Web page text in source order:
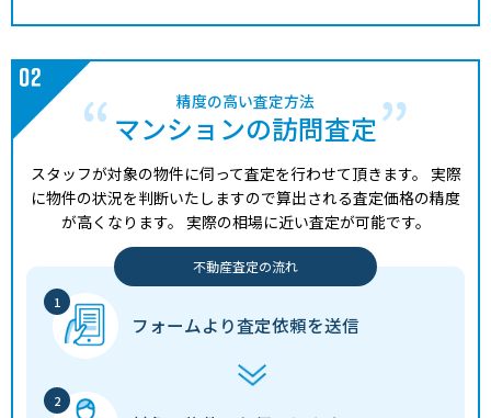
精度の高い査定方法
マンションの訪問査定
スタッフが対象の物件に伺って査定を行わせて頂きます。 実際
に物件の状況を判断いたしますので算出される査定価格の精度
が高くなります。 実際の相場に近い査定が可能です。
不動産査定の流れ
フォームより査定依頼を送信